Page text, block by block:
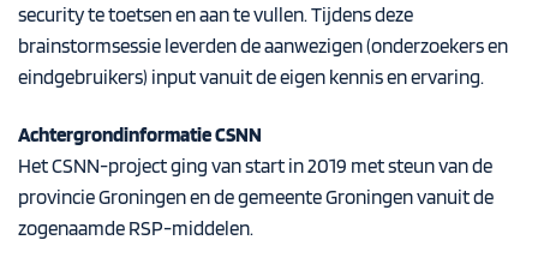
security te toetsen en aan te vullen. Tijdens deze
brainstormsessie leverden de aanwezigen (onderzoekers en
eindgebruikers) input vanuit de eigen kennis en ervaring.
Achtergrondinformatie CSNN
Het CSNN-project ging van start in 2019 met steun van de
provincie Groningen en de gemeente Groningen vanuit de
zogenaamde RSP-middelen.